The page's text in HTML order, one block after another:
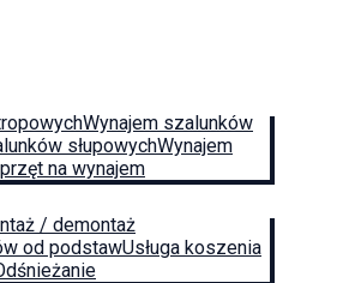
Wynajem szalunków
słupowychWynajem
na wynajem
/ demontaż
od podstawUsługa koszenia